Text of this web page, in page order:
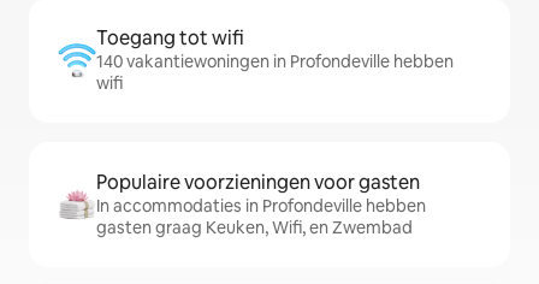
Toegang tot wifi
140 vakantiewoningen in Profondeville hebben
wifi
Populaire voorzieningen voor gasten
In accommodaties in Profondeville hebben
gasten graag Keuken, Wifi, en Zwembad